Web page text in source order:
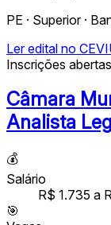
PE · Superior ·
Ler edital no
Inscrições abertas
Câmara
Analista
💰
Salário
R$ 1.735 a
🎯